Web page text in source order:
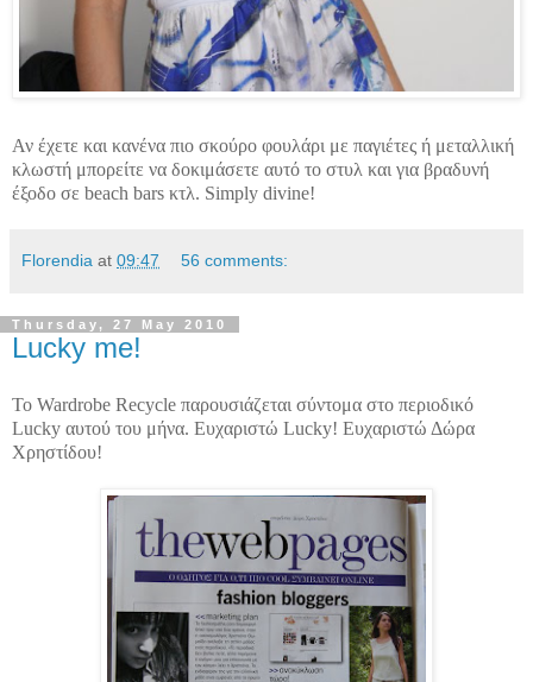
Αν έχετε και κανένα πιο σκούρο φουλάρι με παγιέτες ή μεταλλική
κλωστή μπορείτε να δοκιμάσετε αυτό το στυλ και για βραδυνή
έξοδο σε beach bars κτλ. Simply divine!
Florendia at 09:47 56 comments:
Thursday, 27 May 2010
Lucky me!
Το Wardrobe Recycle παρουσιάζεται σύντομα στο περιοδικό
Lucky αυτού του μήνα. Ευχαριστώ Lucky! Ευχαριστώ Δώρα
Χρηστίδου!